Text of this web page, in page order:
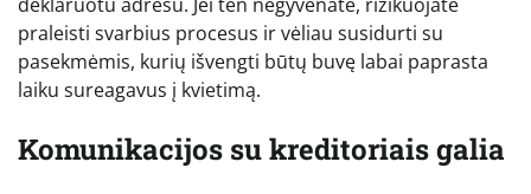
praleisti svarbius procesus ir vėliau susidurti su
pasekmėmis, kurių išvengti būtų buvę labai paprasta
laiku sureagavus į kvietimą.
Komunikacijos su kreditoriais galia